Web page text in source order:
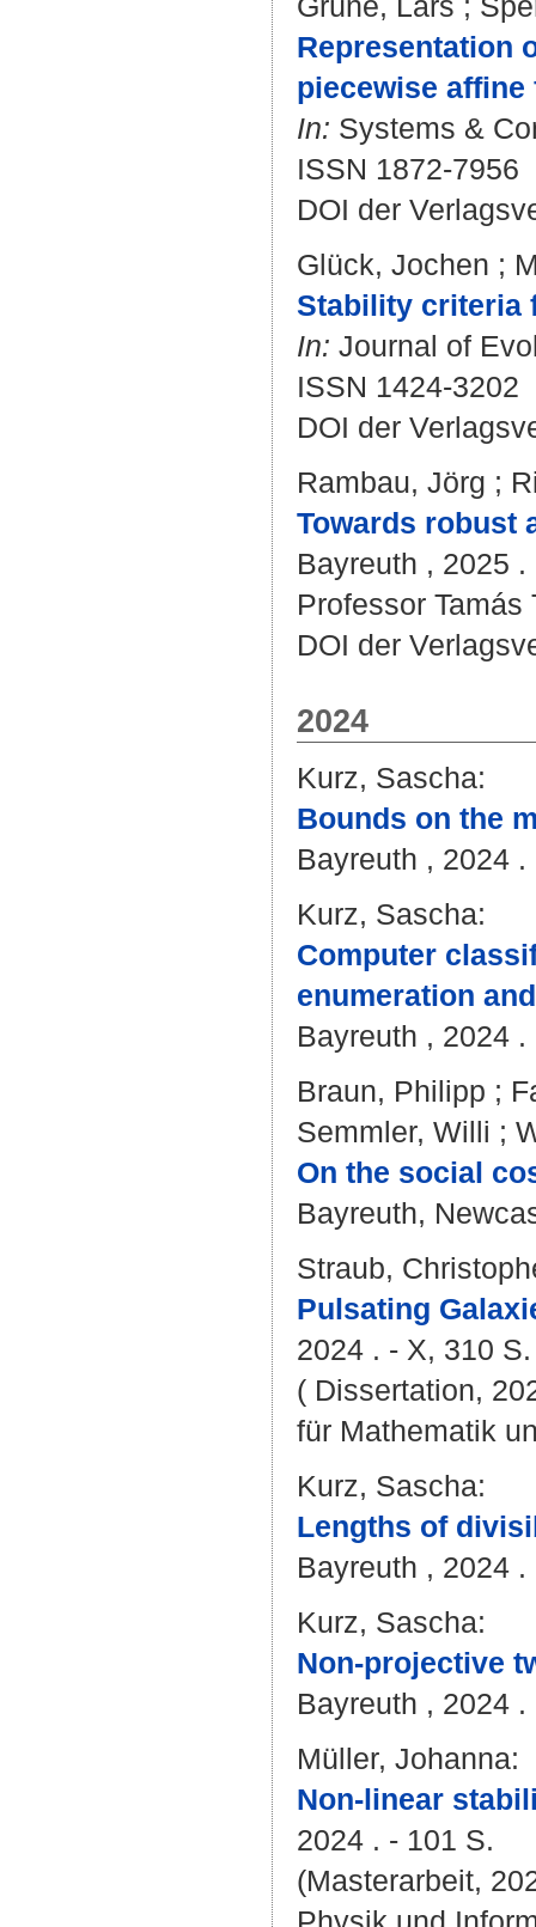
Representation
piecewise
In: Systems &
ISSN 1872-7956
DOI der
Glück, Jochen ;
Stability criteria
In: Journal of
ISSN 1424-3202
DOI der
Rambau, Jörg ;
Towards robust
Bayreuth , 2025
Professor Tamás
DOI der
2024
Kurz, Sascha:
Bounds on the
Bayreuth , 2024 .
Kurz, Sascha:
Computer
enumeration
Bayreuth , 2024 .
Braun, Philipp ;
Semmler, Willi ;
On the social
Bayreuth,
Straub,
Pulsating
2024 . - X, 310 S.
( Dissertation,
für Mathematik
Kurz, Sascha:
Lengths of
Bayreuth , 2024 .
Kurz, Sascha:
Non-projective
Bayreuth , 2024 .
Müller, Johanna:
Non-linear
2024 . - 101 S.
(Masterarbeit,